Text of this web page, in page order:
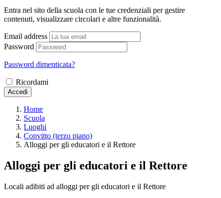
Entra nel sito della scuola con le tue credenziali per gestire
contenuti, visualizzare circolari e altre funzionalità.
Email address
Password
Password dimenticata?
Ricordami
Accedi
Home
Scuola
Luoghi
Convitto (terzo piano)
Alloggi per gli educatori e il Rettore
Alloggi per gli educatori e il Rettore
Locali adibiti ad alloggi per gli educatori e il Rettore